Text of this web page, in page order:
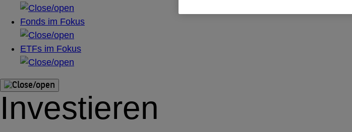
Fonds im Fokus
ETFs im Fokus
Investieren